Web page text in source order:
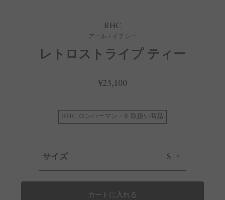
RHC
アールエイチシー
レトロストライプ ティー
¥23,100
RHC ロンハーマン・R 取扱い商品
サイズ S
カートに入れる